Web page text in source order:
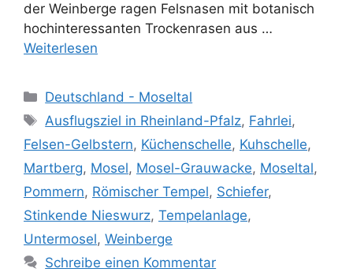
der Weinberge ragen Felsnasen mit botanisch
hochinteressanten Trockenrasen aus …
Weiterlesen
Kategorien
Deutschland - Moseltal
Schlagwörter
Ausflugsziel in Rheinland-Pfalz, Fahrlei,
Felsen-Gelbstern, Küchenschelle, Kuhschelle,
Martberg, Mosel, Mosel-Grauwacke, Moseltal,
Pommern, Römischer Tempel, Schiefer,
Stinkende Nieswurz, Tempelanlage,
Untermosel, Weinberge
Schreibe einen Kommentar